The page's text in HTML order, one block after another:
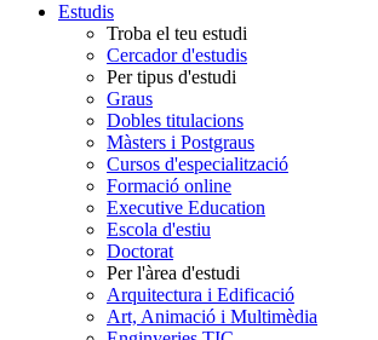
Estudis
Troba el teu estudi
Cercador d'estudis
Per tipus d'estudi
Graus
Dobles titulacions
Màsters i Postgraus
Cursos d'especialització
Formació online
Executive Education
Escola d'estiu
Doctorat
Per l'àrea d'estudi
Arquitectura i Edificació
Art, Animació i Multimèdia